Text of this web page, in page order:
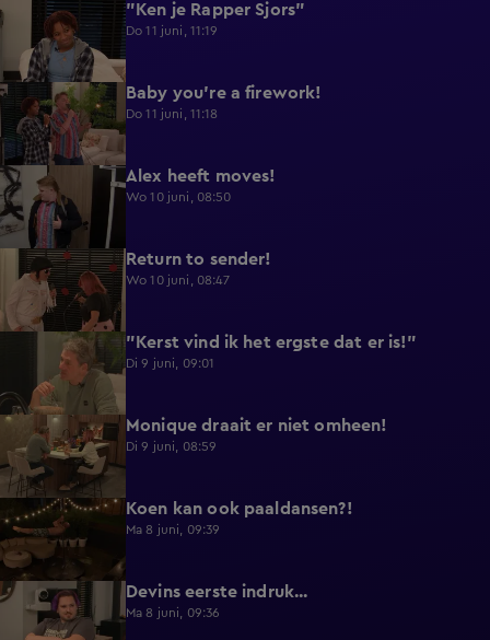
0:49 "Ken je Rapper Sjors"
Do 11 juni, 11:19
0:39 Baby you're a firework!
Do 11 juni, 11:18
0:43 Alex heeft moves!
Wo 10 juni, 08:50
0:36 Return to sender!
Wo 10 juni, 08:47
"Kerst vind ik het ergste dat er is!"
Di 9 juni, 09:01
0:29 Monique draait er niet omheen!
Di 9 juni, 08:59
0:38 Koen kan ook paaldansen?!
Ma 8 juni, 09:39
0:30 Devins eerste indruk...
Ma 8 juni, 09:36